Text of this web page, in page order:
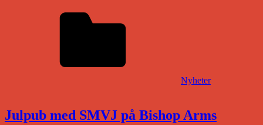
Nyheter
Julpub med SMVJ på Bishop Arms